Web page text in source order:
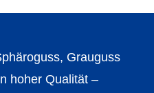
Grauguss
hoher Qualität –